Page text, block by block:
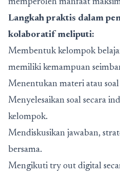
memperoleh manfaat
Langkah praktis dalam
kolaboratif meliputi:
Membentuk kelompok
memiliki kemampuan
Menentukan materi atau soal
Menyelesaikan soal secara
kelompok.
Mendiskusikan jawaban,
bersama.
Mengikuti try out digital